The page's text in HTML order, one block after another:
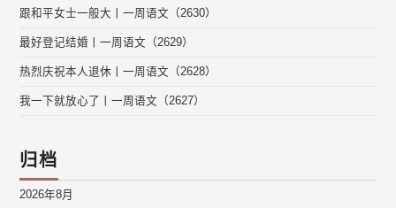
跟和平女士一般大丨一周语文（2630）
最好登记结婚丨一周语文（2629）
热烈庆祝本人退休丨一周语文（2628）
我一下就放心了丨一周语文（2627）
归档
2026年8月